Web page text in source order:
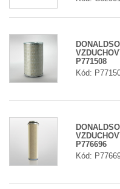
P771508
Kód:
P776696
Kód: